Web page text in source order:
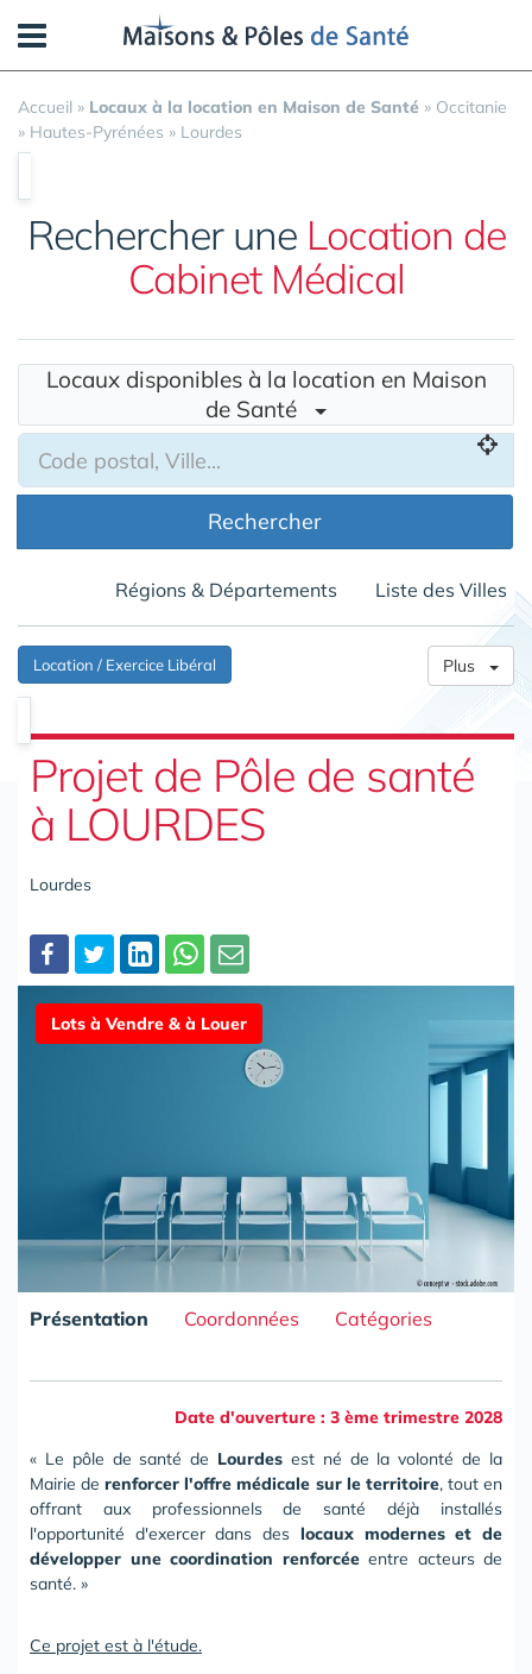
Accueil » Locaux à la location en Maison de Santé » Occitanie
» Hautes-Pyrénées » Lourdes
Rechercher une Location de
Cabinet Médical
Locaux disponibles à la location en Maison
de Santé
Rechercher
Régions & Départements Liste des Villes
Location / Exercice Libéral Plus
Projet de Pôle de santé
à LOURDES
Lourdes
Partager
Lots à Vendre & à Louer
Présentation Coordonnées Catégories
Date d'ouverture : 3 ème trimestre 2028
« Le pôle de santé de Lourdes est né de la volonté de la
Mairie derenforcer l'offre médicale sur le territoire, tout en
offrant aux professionnels de santé déjà installés
l'opportunité d'exercer dans des locaux modernes et de
développer une coordination renforcéeentre acteurs de
santé. »
Ce projet est à l'étude.
Panneau de gestion des cookies